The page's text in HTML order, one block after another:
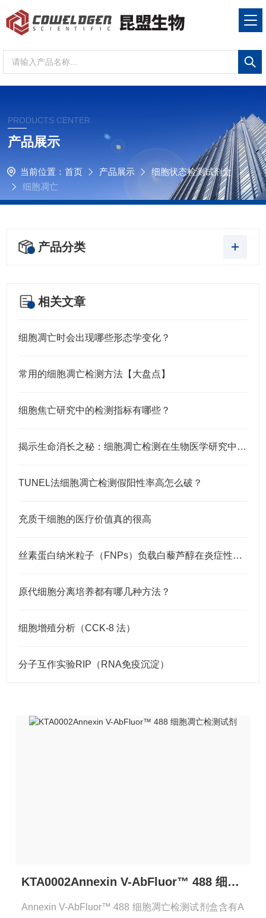
PRODUCTS CENTER
产品展示
当前位置： 首页 产品展示
细胞状态检测试剂盒
细胞凋亡
产品分类
相关文章
细胞凋亡时会出现哪些形态学变化？
常用的细胞凋亡检测方法【大盘点】
细胞焦亡研究中的检测指标有哪些？
揭示生命消长之秘：细胞凋亡检测在生物医学研究中的应用
TUNEL法细胞凋亡检测假阳性率高怎么破？
充质干细胞的医疗价值真的很高
丝素蛋白纳米粒子（FNPs）负载白藜芦醇在炎症性肠病治疗中的疗效与机制研究
原代细胞分离培养都有哪几种方法？
细胞增殖分析（CCK-8 法）
分子互作实验RIP（RNA免疫沉淀）
KTA0002Annexin V-AbFluor™ 488 细胞凋亡检测试剂
Annexin V-AbFluor™ 488 细胞凋亡检测试剂盒含有A